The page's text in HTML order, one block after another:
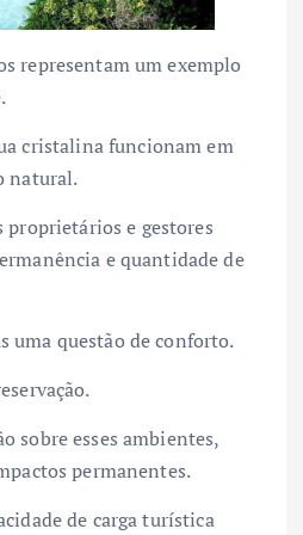
representam um exemplo
cristalina funcionam em
natural.
proprietários e gestores
e quantidade de
uma questão de conforto.
sobre esses ambientes,
permanentes.
de carga turística